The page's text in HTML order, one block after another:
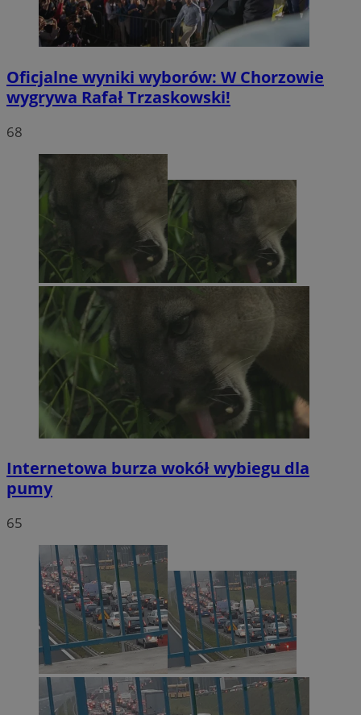
Oficjalne wyniki wyborów: W Chorzowie
wygrywa Rafał Trzaskowski!
68
Internetowa burza wokół wybiegu dla
pumy
65